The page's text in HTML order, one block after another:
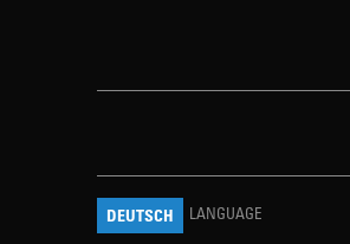
DEUTSCH LANGUAGE